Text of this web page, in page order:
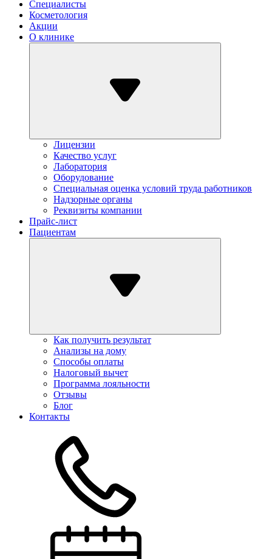
Специалисты
Косметология
Акции
О клинике
Лицензии
Качество услуг
Лаборатория
Оборудование
Специальная оценка условий труда работников
Надзорные органы
Реквизиты компании
Прайс-лист
Пациентам
Как получить результат
Анализы на дому
Способы оплаты
Налоговый вычет
Программа лояльности
Отзывы
Блог
Контакты